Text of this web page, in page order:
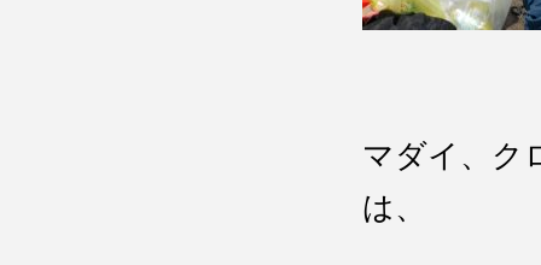
マダイ、ク
は、